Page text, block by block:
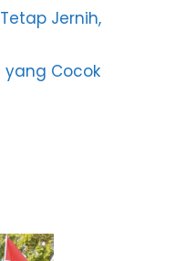
Jernih,
yang Cocok